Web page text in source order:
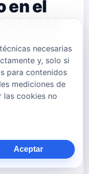
en el
una
canción de
la
Con
anuncia el
álbum en
vida", …
necesarias
y, solo si
para contenidos
mediciones de
las cookies no
Aceptar